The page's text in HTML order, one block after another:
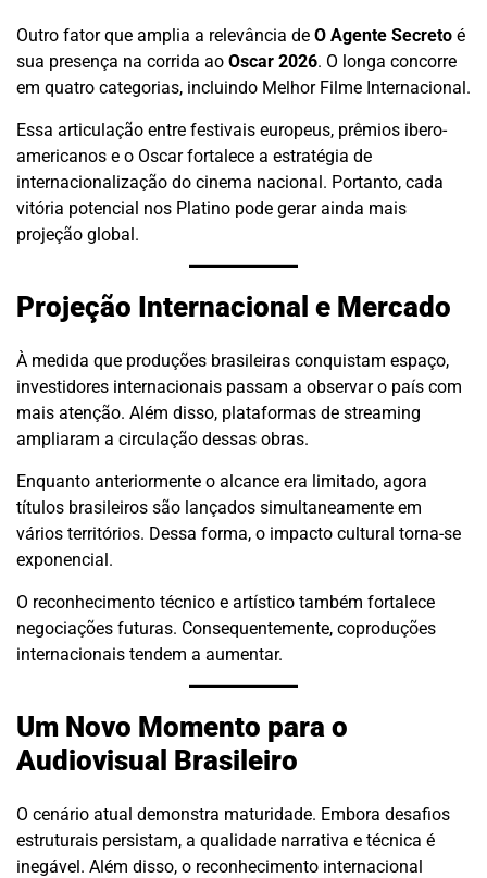
Outro fator que amplia a relevância de O Agente Secreto é
sua presença na corrida ao Oscar 2026. O longa concorre
em quatro categorias, incluindo Melhor Filme Internacional.
Essa articulação entre festivais europeus, prêmios ibero-
americanos e o Oscar fortalece a estratégia de
internacionalização do cinema nacional. Portanto, cada
vitória potencial nos Platino pode gerar ainda mais
projeção global.
Projeção Internacional e Mercado
À medida que produções brasileiras conquistam espaço,
investidores internacionais passam a observar o país com
mais atenção. Além disso, plataformas de streaming
ampliaram a circulação dessas obras.
Enquanto anteriormente o alcance era limitado, agora
títulos brasileiros são lançados simultaneamente em
vários territórios. Dessa forma, o impacto cultural torna-se
exponencial.
O reconhecimento técnico e artístico também fortalece
negociações futuras. Consequentemente, coproduções
internacionais tendem a aumentar.
Um Novo Momento para o
Audiovisual Brasileiro
O cenário atual demonstra maturidade. Embora desafios
estruturais persistam, a qualidade narrativa e técnica é
inegável. Além disso, o reconhecimento internacional